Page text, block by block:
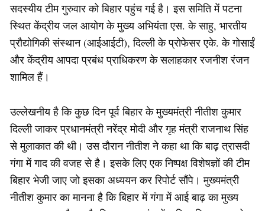
सदस्यीय टीम गुरुवार को बिहार पहुंच गई है। इस समिति में पटना
स्थित केंद्रीय जल आयोग के मुख्य अभियंता एस. के साहु, भारतीय
प्रौद्योगिकी संस्थान (आईआईटी), दिल्ली के प्रोफेसर एके. के गोसाईं
और केंद्रीय आपदा प्रबंध प्राधिकरण के सलाहकार रजनीश रंजन
शामिल हैं।
उल्लेखनीय है कि कुछ दिन पूर्व बिहार के मुख्यमंत्री नीतीश कुमार
दिल्ली जाकर प्रधानमंत्री नरेंद्र मोदी और गृह मंत्री राजनाथ सिंह
से मुलाकात की थी। उस दौरान नीतीश ने कहा था कि बाढ़ त्रासदी
गंगा में गाद की वजह से है। इसके लिए एक निष्पक्ष विशेषज्ञों की टीम
बिहार भेजी जाए जो इसका अध्ययन कर रिपोर्ट सौंपे। मुख्यमंत्री
नीतीश कुमार का मानना है कि बिहार में गंगा में आई बाढ़ का मुख्य